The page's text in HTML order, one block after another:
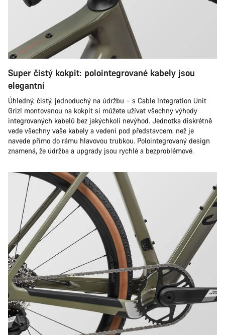
Super čistý kokpit: polointegrované kabely jsou
elegantní
Úhledný, čistý, jednoduchý na údržbu – s Cable Integration Unit
Grizl montovanou na kokpit si můžete užívat všechny výhody
integrovaných kabelů bez jakýchkoli nevýhod. Jednotka diskrétně
vede všechny vaše kabely a vedení pod představcem, než je
navede přímo do rámu hlavovou trubkou. Polointegrovaný design
znamená, že údržba a upgrady jsou rychlé a bezproblémové.